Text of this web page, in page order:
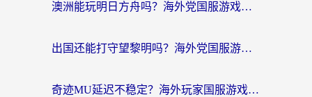
澳洲能玩明日方舟吗？海外党国服游戏畅玩终极指南（附实用加速器选择技巧）
出国还能打守望黎明吗？海外党国服游戏不卡顿的终极解法
奇迹MU延迟不稳定？海外玩家国服游戏加速器终极指南：从卡顿到丝滑的秘密